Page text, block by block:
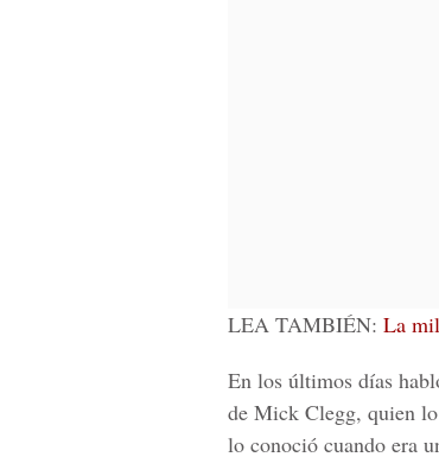
LEA TAMBIÉN: La
En los últimos días
de Mick Clegg, quien
lo conoció cuando era